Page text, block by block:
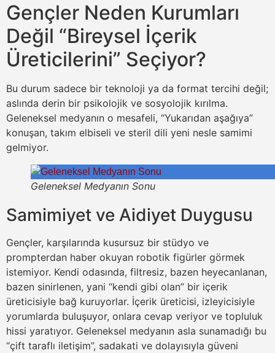
Gençler Neden Kurumları
Değil “Bireysel İçerik
Üreticilerini” Seçiyor?
Bu durum sadece bir teknoloji ya da format tercihi değil;
aslında derin bir psikolojik ve sosyolojik kırılma.
Geleneksel medyanın o mesafeli, “Yukarıdan aşağıya”
konuşan, takım elbiseli ve steril dili yeni nesle samimi
gelmiyor.
Geleneksel Medyanın Sonu
Samimiyet ve Aidiyet Duygusu
Gençler, karşılarında kusursuz bir stüdyo ve
prompterdan haber okuyan robotik figürler görmek
istemiyor. Kendi odasında, filtresiz, bazen heyecanlanan,
bazen sinirlenen, yani “kendi gibi olan” bir içerik
üreticisiyle bağ kuruyorlar. İçerik üreticisi, izleyicisiyle
yorumlarda buluşuyor, onlara cevap veriyor ve topluluk
hissi yaratıyor. Geleneksel medyanın asla sunamadığı bu
“çift taraflı iletişim”, sadakati ve dolayısıyla güveni